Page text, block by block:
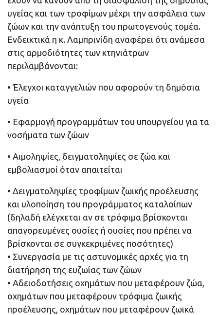
υγείας και των τροφίμων μέχρι την ασφάλεια των
ζώων και την ανάπτυξη του πρωτογενούς τομέα.
Ενδεικτικά η κ. Λαμπρινίδη αναφέρει ότι ανάμεσα
στις αρμοδιότητες των κτηνιάτρων
περιλαμβάνονται:
• Έλεγχοι καταγγελιών που αφορούν τη δημόσια
υγεία
• Εφαρμογή προγραμμάτων του υπουργείου για τα
νοσήματα των ζώων
• Αιμοληψίες, δειγματοληψίες σε ζώα και
εμβολιασμοί όταν απαιτείται
• Δειγματοληψίες τροφίμων ζωικής προέλευσης
και υλοποίηση του προγράμματος καταλοίπων
(δηλαδή ελέγχεται αν σε τρόφιμα βρίσκονται
απαγορευμένες ουσίες ή ουσίες που πρέπει να
βρίσκονται σε συγκεκριμένες ποσότητες)
• Συνεργασία με τις αστυνομικές αρχές για τη
διατήρηση της ευζωίας των ζώων
• Αδειοδοτήσεις οχημάτων που μεταφέρουν ζώα,
οχημάτων που μεταφέρουν τρόφιμα ζωικής
προέλευσης, οχημάτων που μεταφέρουν ζωικά